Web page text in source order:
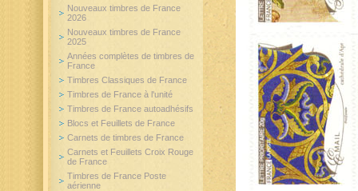
Nouveaux timbres de France
2026
Nouveaux timbres de France
2025
Années complètes de timbres de
France
Timbres Classiques de France
Timbres de France à l'unité
Timbres de France autoadhésifs
Blocs et Feuillets de France
Carnets de timbres de France
Carnets et Feuillets Croix Rouge
de France
Timbres de France Poste
aérienne